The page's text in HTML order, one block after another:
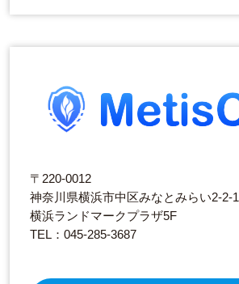
〒220-0012
神奈川県横浜市中区みなとみらい2-2-1
横浜ランドマークプラザ5F
TEL：045-285-3687